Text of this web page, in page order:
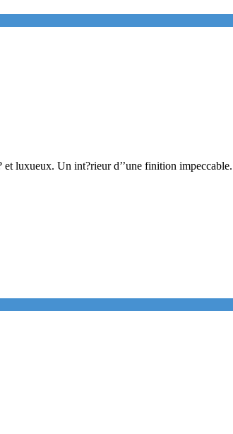
luxueux. Un int?rieur d’’une finition impeccable.